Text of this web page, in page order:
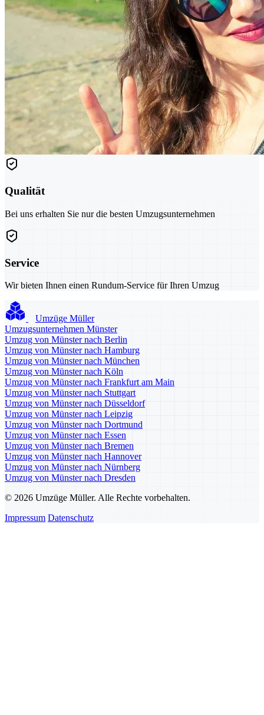
Qualität
Bei uns erhalten Sie nur die besten Umzugsunternehmen
Service
Wir bieten Ihnen einen Rundum-Service für Ihren Umzug
Umzüge Müller
Umzugsunternehmen Münster
Umzug von Münster nach Berlin
Umzug von Münster nach Hamburg
Umzug von Münster nach München
Umzug von Münster nach Köln
Umzug von Münster nach Frankfurt am Main
Umzug von Münster nach Stuttgart
Umzug von Münster nach Düsseldorf
Umzug von Münster nach Leipzig
Umzug von Münster nach Dortmund
Umzug von Münster nach Essen
Umzug von Münster nach Bremen
Umzug von Münster nach Hannover
Umzug von Münster nach Nürnberg
Umzug von Münster nach Dresden
© 2026 Umzüge Müller. Alle Rechte vorbehalten.
Impressum Datenschutz